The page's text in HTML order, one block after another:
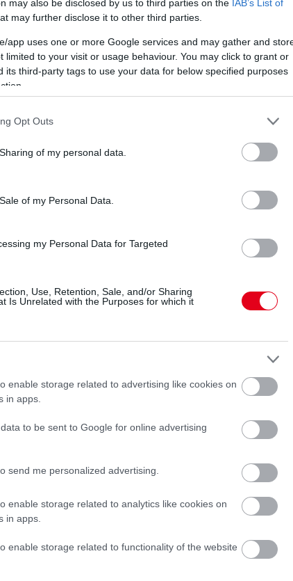
may also be disclosed by us to third parties on the IAB’s List of
may further disclose it to other third parties.
app uses one or more Google services and may gather and
limited to your visit or usage behaviour. You may click to grant or
its third-party tags to use your data for below specified purposes
Opt Outs
of my personal data.
of my Personal Data.
my Personal Data for Targeted
Use, Retention, Sale, and/or Sharing
Is Unrelated with the Purposes for which it
enable storage related to advertising like cookies on
in apps.
to be sent to Google for online advertising
send me personalized advertising.
enable storage related to analytics like cookies on
in apps.
enable storage related to functionality of the website
el vezetni” –
Újabb
Newey